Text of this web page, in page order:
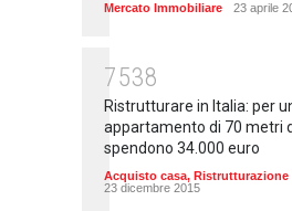
Mercato Immobiliare 23 aprile
7538
Ristrutturare in Italia: per
appartamento di 70 metri
spendono 34.000 euro
Acquisto casa, Ristrutturazione
23 dicembre 2015